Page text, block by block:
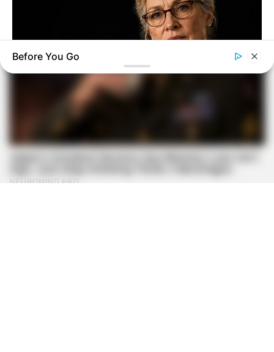
COGNITIVE WELLNESS
Japan's Oldest Doctors Say Cognitive Decline Isn't Age: Just
Stop Eating These 3 Foods
Before You Go